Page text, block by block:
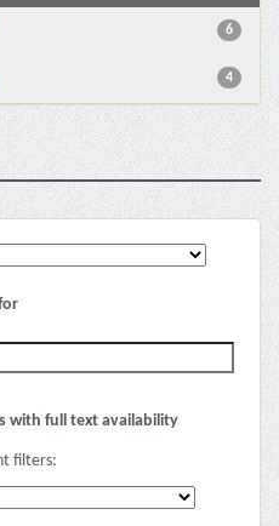
6
4
with full text availability
filters: